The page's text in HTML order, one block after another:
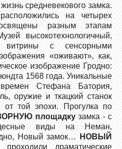
средневекового замка.
на четырех
разным этапам
высокотехнологичный,
витрины с сенсорными
«оживают», как,
изображение Гродно:
1568 года. Уникальные
Стефана Батория,
оружие и ткацкий станок
от той эпохи. Прогулка по
площадку замка - с
виды на Неман,
Новый замок…
НОВЫЙ
драматические